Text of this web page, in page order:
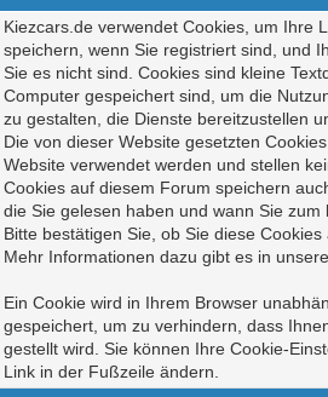
Kiezcars.de verwendet Cookies, um Ihre
speichern, wenn Sie registriert sind, und
Sie es nicht sind. Cookies sind kleine
Computer gespeichert sind, um die
zu gestalten, die Dienste bereitzustellen
Die von dieser Website gesetzten
Website verwendet werden und stellen
Cookies auf diesem Forum speichern
die Sie gelesen haben und wann Sie zum
Bitte bestätigen Sie, ob Sie diese
Mehr Informationen dazu gibt es in
Ein Cookie wird in Ihrem Browser
gespeichert, um zu verhindern, dass
gestellt wird. Sie können Ihre Cookie-
Link in der Fußzeile ändern.